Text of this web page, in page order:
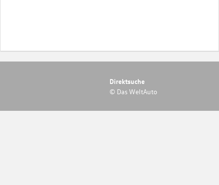
Direktsuche
© Das WeltAuto